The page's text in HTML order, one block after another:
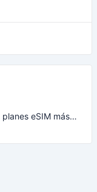
CheapereSIM — Encuentra los planes eSIM más baratos para viajar en 2026